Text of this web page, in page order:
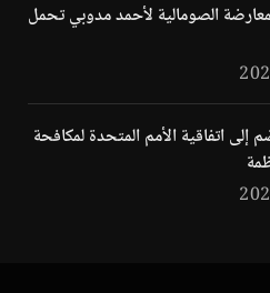
الصومالية لأحمد مدوبي تحمل
إلى اتفاقية الأمم المتحدة لمكافحة